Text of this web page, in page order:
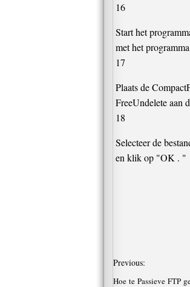
16
Start het
met het
17
Plaats de
FreeUndelete aan
18
Selecteer de
en klik op "OK . "
Previous:
Hoe te Passieve FTP